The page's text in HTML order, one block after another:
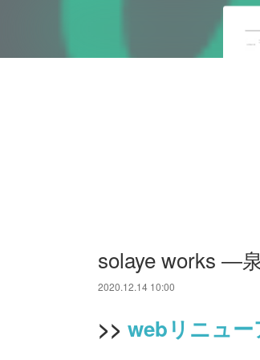
solaye works ―
2020.12.14 10:00
>> webリニュ